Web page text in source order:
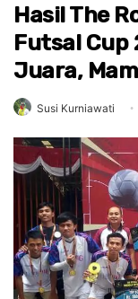
Hasil The
Futsal Cup
Juara,
Susi Kurniawati